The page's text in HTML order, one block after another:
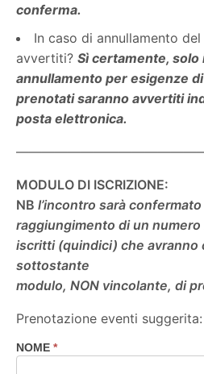
conferma.
In caso di annullamento
avvertiti? Sì certamente, solo
annullamento per esigenze
prenotati saranno avvertiti
posta elettronica.
MODULO DI ISCRIZIONE:
NBl’incontro sarà
raggiungimento di un numero
iscritti (quindici) che avranno
sottostante
modulo, NON vincolante, di
Prenotazione eventi suggerita:
Prenotazione
NOME *